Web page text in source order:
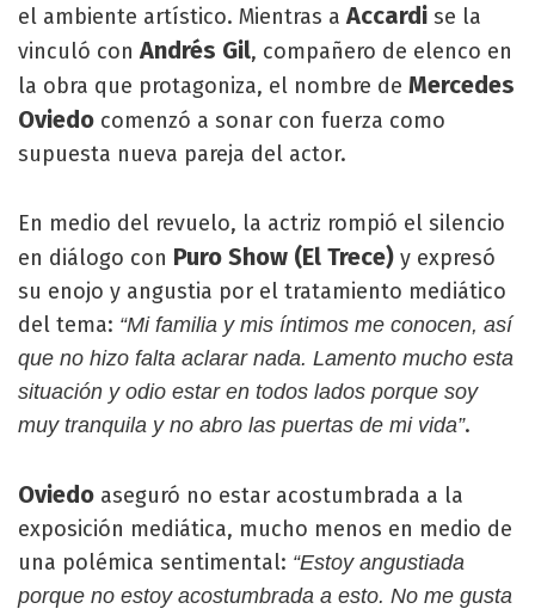
el ambiente artístico. Mientras aAccardi se la
vinculó conAndrés Gil, compañero de elenco en
la obra que protagoniza, el nombre de Mercedes
Oviedo comenzó a sonar con fuerza como
supuesta nueva pareja del actor.
En medio del revuelo, la actriz rompió el silencio
en diálogo con Puro Show (El Trece) y expresó
su enojo y angustia por el tratamiento mediático
del tema: “Mi familia y mis íntimos me conocen, así
que no hizo falta aclarar nada. Lamento mucho esta
situación y odio estar en todos lados porque soy
muy tranquila y no abro las puertas de mi vida”.
Oviedo aseguró no estar acostumbrada a la
exposición mediática, mucho menos en medio de
una polémica sentimental: “Estoy angustiada
porque no estoy acostumbrada a esto. No me gusta